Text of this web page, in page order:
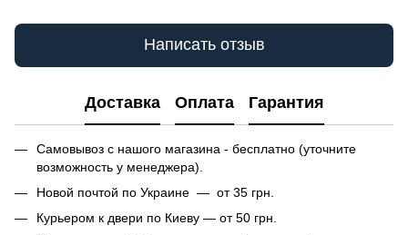
Написать отзыв
Доставка Оплата Гарантия
Самовывоз с нашого магазина - бесплатно (уточните
возможность у менеджера).
Новой почтой по Украине — от 35 грн.
Курьером к двери по Киеву — от 50 грн.